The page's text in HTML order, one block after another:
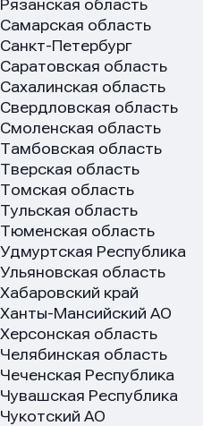
Рязанская область
Самарская область
Санкт-Петербург
Саратовская область
Сахалинская область
Свердловская область
Смоленская область
Тамбовская область
Тверская область
Томская область
Тульская область
Тюменская область
Удмуртская Республика
Ульяновская область
Хабаровский край
Ханты-Мансийский АО
Херсонская область
Челябинская область
Чеченская Республика
Чувашская Республика
Чукотский АО